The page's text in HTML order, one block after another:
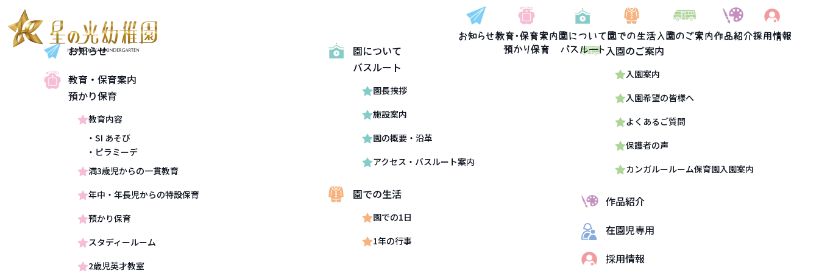
お知らせ教育・保育案内
預かり保育
園について
バスルート
園での生活 入園のご案内作品紹介採用情報
お知らせ
教育・保育案内
預かり保育
教育内容
SI あそび
ピラミーデ
満3歳児からの一貫教育
年中・年長児からの特設保育
預かり保育
スタディールーム
2歳児英才教室
お知らせ
教育・保育案内
預かり保育
教育内容
・SI あそび
・ピラミーデ
満3歳児からの一貫教育
年中・年長児からの特設保育
預かり保育
スタディールーム
2歳児英才教室
園について
バスルート
園長挨拶
施設案内
園の概要・沿革
アクセス・バスルート案内
園での生活
園での1日
1年の行事
入園のご案内
入園案内
入園希望の皆様へ
よくあるご質問
保護者の声
カンガルールーム保育園入園案内
作品紹介
在園児専用
採用情報